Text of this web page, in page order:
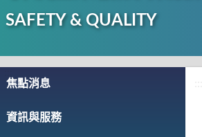
SAFETY & QUALITY
焦點消息
資訊與服務